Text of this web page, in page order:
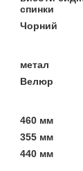
спинки
Чорний
метал
Велюр
460 мм
355 мм
440 мм